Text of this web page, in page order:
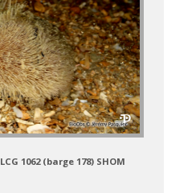
LCG 1062 (barge 178) SHOM